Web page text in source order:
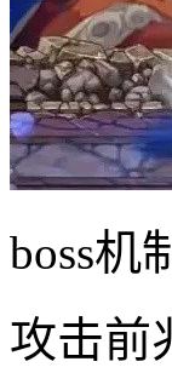
boss机
攻击前